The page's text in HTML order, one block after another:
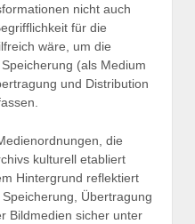
nicht auch
für die
wäre, um die
(als Medium
und Distribution
die
kulturell etabliert
Hintergrund reflektiert
Übertragung
Bildmedien sicher unter